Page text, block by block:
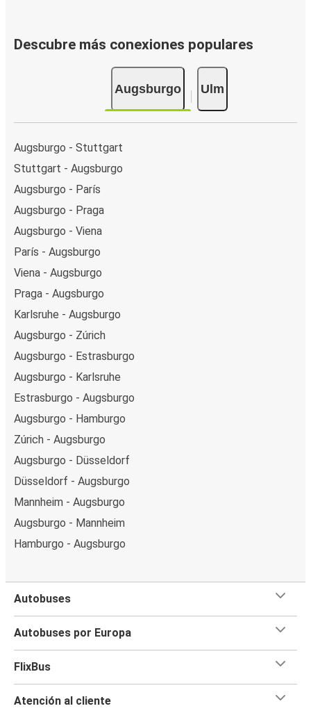
Descubre más conexiones populares
Augsburgo Ulm
Augsburgo - Stuttgart
Stuttgart - Augsburgo
Augsburgo - París
Augsburgo - Praga
Augsburgo - Viena
París - Augsburgo
Viena - Augsburgo
Praga - Augsburgo
Karlsruhe - Augsburgo
Augsburgo - Zúrich
Augsburgo - Estrasburgo
Augsburgo - Karlsruhe
Estrasburgo - Augsburgo
Augsburgo - Hamburgo
Zúrich - Augsburgo
Augsburgo - Düsseldorf
Düsseldorf - Augsburgo
Mannheim - Augsburgo
Augsburgo - Mannheim
Hamburgo - Augsburgo
Autobuses
Autobuses por Europa
FlixBus
Atención al cliente